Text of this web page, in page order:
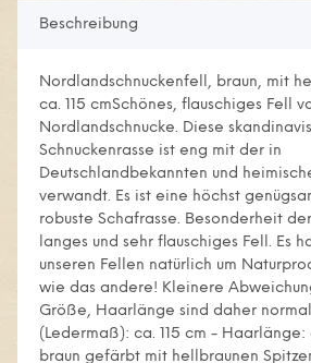
Beschreibung
Nordlandschnuckenfell, braun, mit
ca. 115 cmSchönes, flauschiges Fell
Nordlandschnucke. Diese
Schnuckenrasse ist eng mit der in
Deutschlandbekannten und
verwandt. Es ist eine höchst
robuste Schafrasse. Besonderheit
langes und sehr flauschiges Fell. Es
unseren Fellen natürlich um
wie das andere! Kleinere
Größe, Haarlänge sind daher
(Ledermaß): ca. 115 cm - Haarlänge:
braun gefärbt mit hellbraunen